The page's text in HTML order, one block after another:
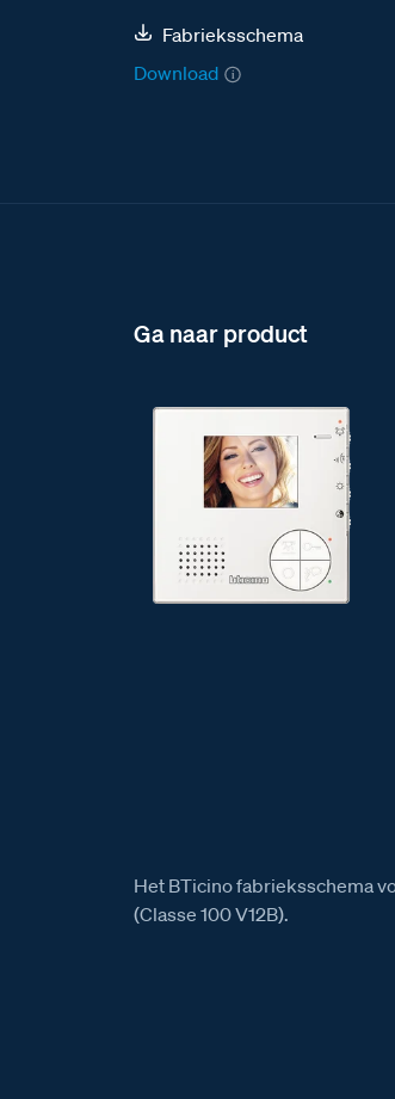
Fabrieksschema
Download
Ga naar product
Het BTicino fabrieksschema
(Classe 100 V12B).